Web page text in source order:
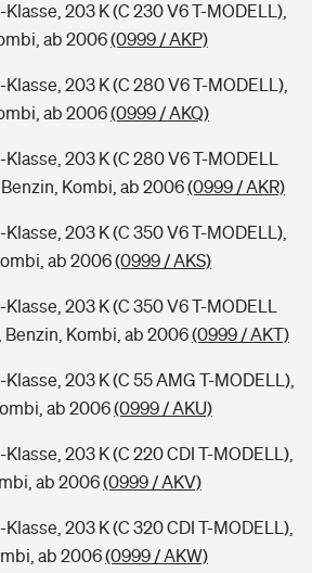
203 K (C 230 V6 T-MODELL),
ab 2006(0999 / AKP)
203 K (C 280 V6 T-MODELL),
ab 2006(0999 / AKQ)
203 K (C 280 V6 T-MODELL
Kombi, ab 2006(0999 / AKR)
203 K (C 350 V6 T-MODELL),
ab 2006(0999 / AKS)
203 K (C 350 V6 T-MODELL
Benzin, Kombi, ab 2006(0999 / AKT)
203 K (C 55 AMG T-MODELL),
ab 2006(0999 / AKU)
203 K (C 220 CDI T-MODELL),
ab 2006(0999 / AKV)
203 K (C 320 CDI T-MODELL),
ab 2006(0999 / AKW)